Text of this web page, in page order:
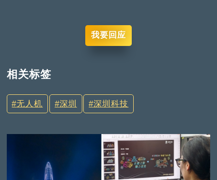
我要回应
相关标签
无人机 深圳 深圳科技